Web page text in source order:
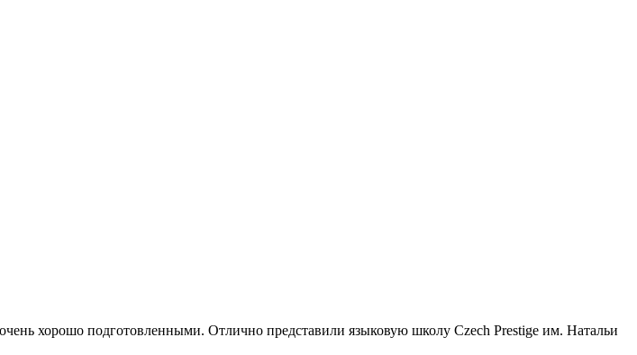
хорошо подготовленными. Отлично представили языковую школу Czech Prestige им. Натальи